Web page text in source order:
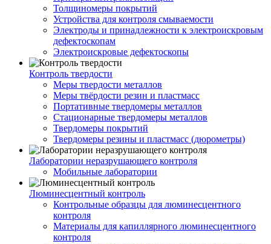
Толщиномеры покрытий
Устройства для контроля смываемости
Электроды и принадлежности к электроискровым
дефектоскопам
Электроискровые дефектоскопы
Контроль твердости
Меры твердости металлов
Меры твёрдости резин и пластмасс
Портативные твердомеры металлов
Стационарные твердомеры металлов
Твердомеры покрытий
Твердомеры резины и пластмасс (дюрометры)
Лаборатории неразрушающего контроля
Мобильные лаборатории
Люминесцентный контроль
Контрольные образцы для люминесцентного
контроля
Материалы для капиллярного люминесцентного
контроля